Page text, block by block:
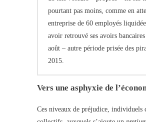
pourtant pas moins, comme en
entreprise de 60 employés
avoir retrouvé ses avoirs
août – autre période prisée des
2015.
Vers une asphyxie de
Ces niveaux de préjudice, individuels